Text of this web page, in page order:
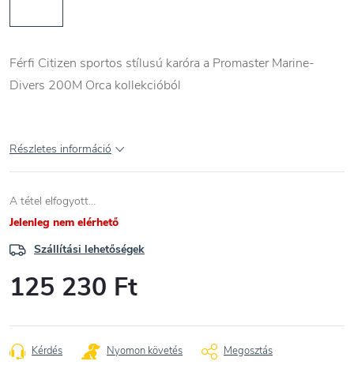
Férfi Citizen sportos stílusú karóra a Promaster Marine-
Divers 200M Orca kollekcióból
Részletes információ
A tétel elfogyott…
Jelenleg nem elérhető
Szállítási lehetőségek
125 230 Ft
Kérdés Nyomon követés Megosztás